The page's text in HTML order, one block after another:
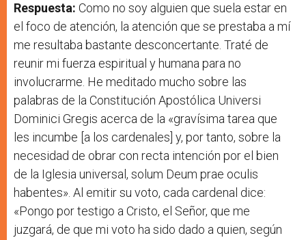
Respuesta: Como no soy alguien que suela estar en
el foco de atención, la atención que se prestaba a mí
me resultaba bastante desconcertante. Traté de
reunir mi fuerza espiritual y humana para no
involucrarme. He meditado mucho sobre las
palabras de la Constitución Apostólica Universi
Dominici Gregis acerca de la «gravísima tarea que
les incumbe [a los cardenales] y, por tanto, sobre la
necesidad de obrar con recta intención por el bien
de la Iglesia universal, solum Deum prae oculis
habentes». Al emitir su voto, cada cardenal dice:
«Pongo por testigo a Cristo, el Señor, que me
juzgará, de que mi voto ha sido dado a quien, según